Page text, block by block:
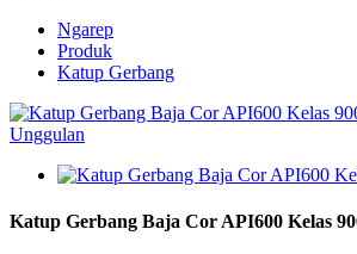
Ngarep
Produk
Katup Gerbang
Katup Gerbang Baja Cor API600 Kelas